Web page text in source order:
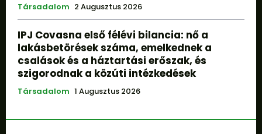
Társadalom 2 Augusztus 2026
IPJ Covasna első félévi bilancia: nő a
lakásbetörések száma, emelkednek a
csalások és a háztartási erőszak, és
szigorodnak a közúti intézkedések
Társadalom 1 Augusztus 2026